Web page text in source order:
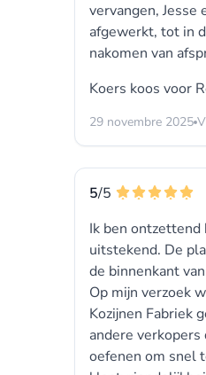
vervangen,
afgewerkt, tot in
nakomen van
Koers koos voor
29 novembre 2025
5/5
Ik ben ontzettend
uitstekend. De
de binnenkant
Op mijn verzoek
Kozijnen Fabriek
andere
oefenen om snel